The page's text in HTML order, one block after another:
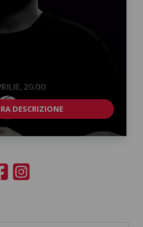
DESCRIZIONE